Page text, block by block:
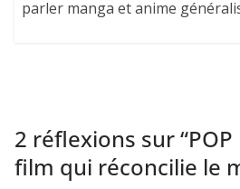
parler manga et anime
2 réflexions sur “
film qui réconcilie le